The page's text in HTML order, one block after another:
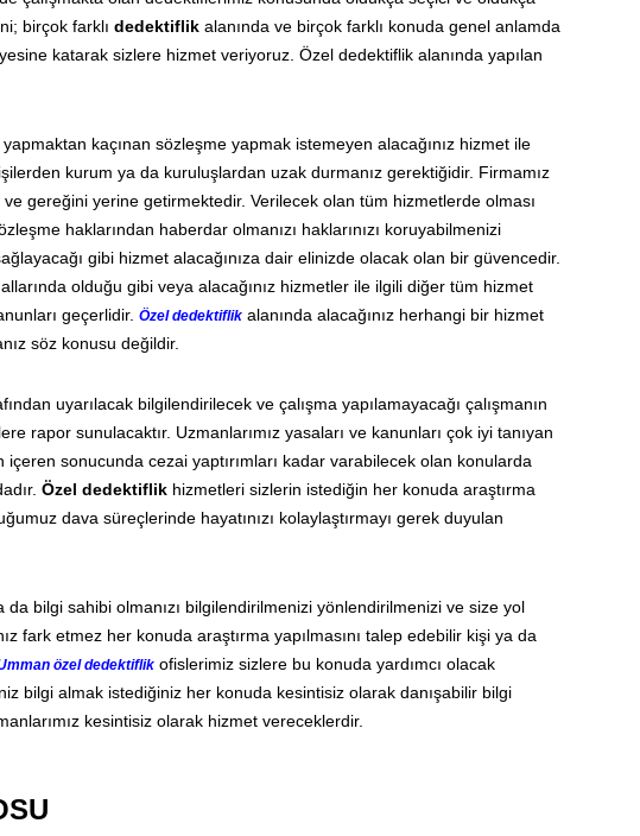
birçok farklı dedektiflik alanında ve birçok farklı konuda genel anlamda
katarak sizlere hizmet veriyoruz. Özel dedektiflik alanında yapılan
kaçınan sözleşme yapmak istemeyen alacağınız hizmet ile
kurum ya da kuruluşlardan uzak durmanız gerektiğidir. Firmamız
gereğini yerine getirmektedir. Verilecek olan tüm hizmetlerde olması
haklarından haberdar olmanızı haklarınızı koruyabilmenizi
gibi hizmet alacağınıza dair elinizde olacak olan bir güvencedir.
olduğu gibi veya alacağınız hizmetler ile ilgili diğer tüm hizmet
geçerlidir. Özel dedektiflik alanında alacağınız herhangi bir hizmet
söz konusu değildir.
uyarılacak bilgilendirilecek ve çalışma yapılamayacağı çalışmanın
rapor sunulacaktır. Uzmanlarımız yasaları ve kanunları çok iyi tanıyan
sonucunda cezai yaptırımları kadar varabilecek olan konularda
Özel dedektiflik hizmetleri sizlerin istediğin her konuda araştırma
dava süreçlerinde hayatınızı kolaylaştırmayı gerek duyulan
bilgi sahibi olmanızı bilgilendirilmenizi yönlendirilmenizi ve size yol
fark etmez her konuda araştırma yapılmasını talep edebilir kişi ya da
özel dedektiflik ofislerimiz sizlere bu konuda yardımcı olacak
bilgi almak istediğiniz her konuda kesintisiz olarak danışabilir bilgi
kesintisiz olarak hizmet vereceklerdir.